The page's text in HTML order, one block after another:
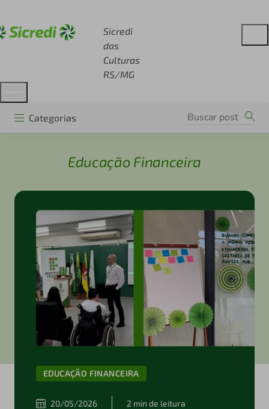
Sicredi
das
Culturas
RS/MG
Categorias
Educação Financeira
EDUCAÇÃO FINANCEIRA
20/05/2026 2 min de leitura